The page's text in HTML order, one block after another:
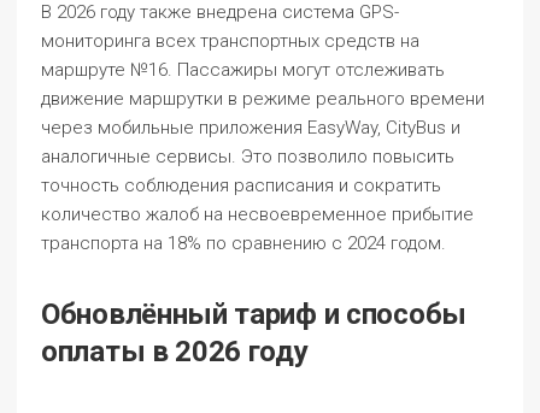
В 2026 году также внедрена система GPS-
мониторинга всех транспортных средств на
маршруте №16. Пассажиры могут отслеживать
движение маршрутки в режиме реального времени
через мобильные приложения EasyWay, CityBus и
аналогичные сервисы. Это позволило повысить
точность соблюдения расписания и сократить
количество жалоб на несвоевременное прибытие
транспорта на 18% по сравнению с 2024 годом.
Обновлённый тариф и способы
оплаты в 2026 году